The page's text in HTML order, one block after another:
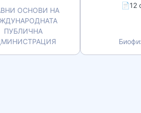
ОСНОВИ НА
ПУБЛИЧНА
📄12